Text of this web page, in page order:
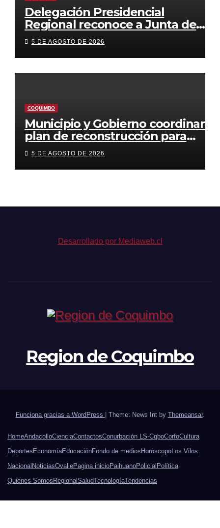
Delegación Presidencial
Regional reconoce a Junta de
Vecinos Villa Portal de Elqui con
Fondo Presidente de la
República
5 DE AGOSTO DE 2026
COQUIMBO
Municipio y Gobierno coordinan
plan de reconstrucción para
ejecutar obras estructurales tras
el sistema frontal
5 DE AGOSTO DE 2026
Desarrollado por Mediaweb.cl
Region de Coquimbo
Funciona gracias a WordPress | Theme: News Int by Themeansar.
HomeAndacolloCienciaContactosConurbación LS-CqboCorfoCultura
Deportes EconomíaEducaciónFondo de medios HoróscopoLos Vilos
Nacional NoticiasOvallePagina inicioPaihuanoPolicial Política
Quienes Somos RegionalSaludTecnologíaTendencias